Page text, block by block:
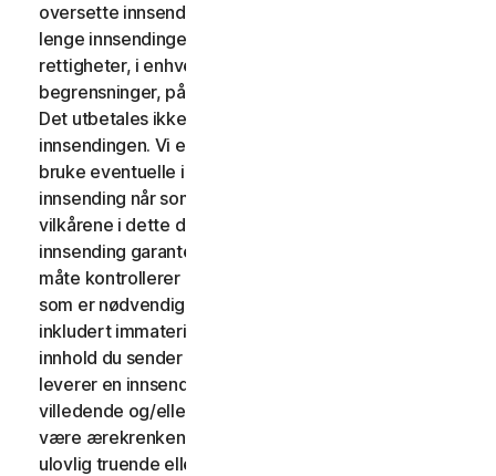
oversette innsendingene dine på verdensbasis, så
lenge innsendingene beskyttes av immaterielle
rettigheter, i enhver form og på ethvert medium, uten
begrensninger, på enhver måte vi anser som egnet.
Det utbetales ikke kompensasjon for bruken av
innsendingen. Vi er ikke forpliktet til å legge ut eller
bruke eventuelle innsendinger, og vi kan fjerne enhver
innsending når som helst, spesielt hvis den bryter
vilkårene i dette dokumentet. Ved å levere en
innsending garanterer du at du eier eller på annen
måte kontrollerer alle rettighetene til innsendelsen,
som er nødvendig for at du skal kunne levere den,
inkludert immaterielle rettigheter. Du godtar at: (i) alt
innhold du sender inn må være nøyaktig; (ii) du ikke
leverer en innsending du vet er uriktig, unøyaktig eller
villedende og/eller som med rimelighet kan anses å
være ærekrenkende, hatefullt, krenkende, støtende,
ulovlig truende eller ulovlig trakasserende mot noen;